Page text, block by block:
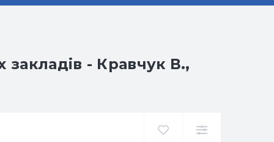
закладів - Кравчук В.,